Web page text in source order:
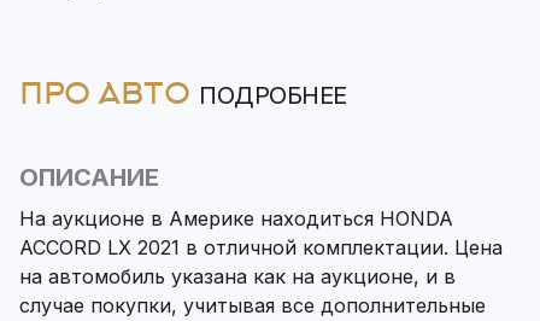
ПРО АВТО ПОДРОБНЕЕ
ОПИСАНИЕ
На аукционе в Америке находиться HONDA
ACCORD LX 2021 в отличной комплектации. Цена
на автомобиль указана как на аукционе, и в
случае покупки, учитывая все дополнительные